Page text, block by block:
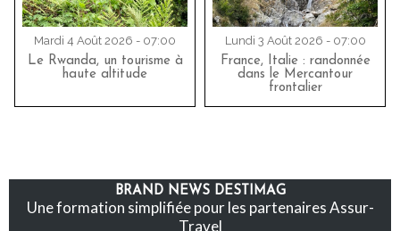
Mardi 4 Août 2026 - 07:00
Le Rwanda, un tourisme à
haute altitude
Lundi 3 Août 2026 - 07:00
France, Italie : randonnée
dans le Mercantour
frontalier
BRAND NEWS DESTIMAG
Une formation simplifiée pour les partenaires Assur-
Travel